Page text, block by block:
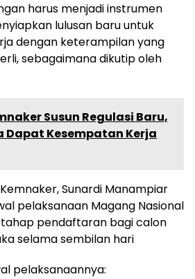
harus menjadi instrumen
lulusan baru untuk
dengan keterampilan yang
sebagaimana dikutip oleh
Susun Regulasi Baru,
Dapat Kesempatan Kerja
Sunardi Manampiar
pelaksanaan Magang Nasional
tahap pendaftaran bagi calon
selama sembilan hari
pelaksanaannya: